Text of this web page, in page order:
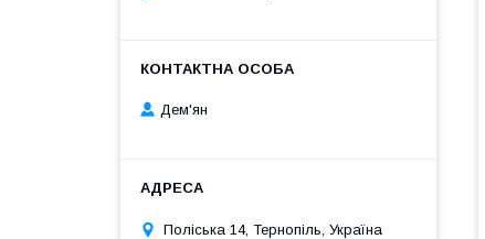
Дем'ян
Поліська 14, Тернопіль, Україна